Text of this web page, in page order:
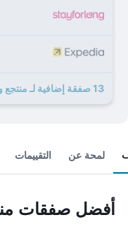
13 صفقة إضافية لـ منتجع وسبا بالم بيتش
لمحة عن التقييمات
أفضل صفقات